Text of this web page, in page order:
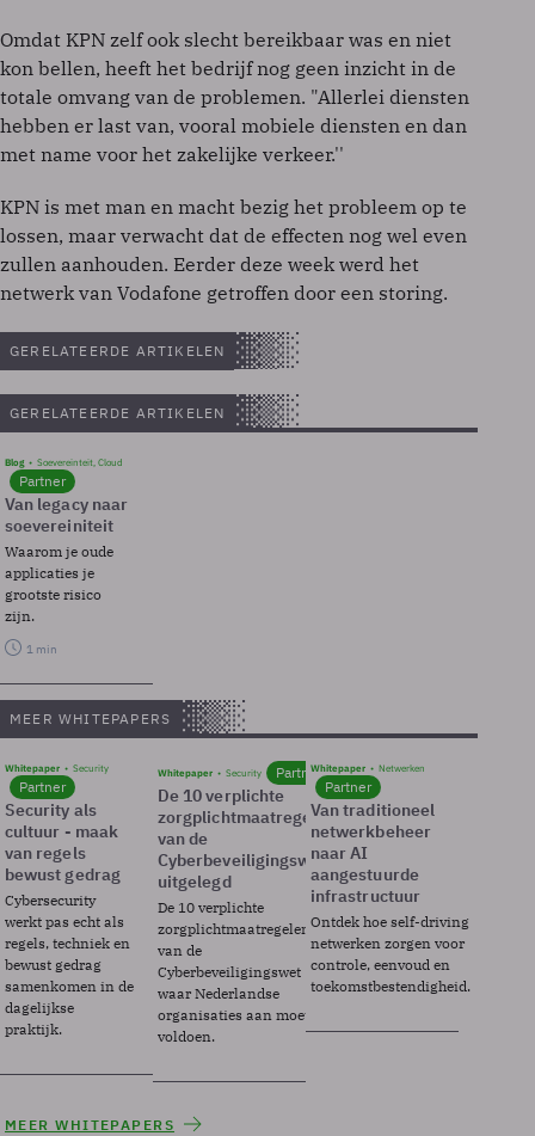
Omdat KPN zelf ook slecht bereikbaar was en niet
kon bellen, heeft het bedrijf nog geen inzicht in de
totale omvang van de problemen. "Allerlei diensten
hebben er last van, vooral mobiele diensten en dan
met name voor het zakelijke verkeer.''
KPN is met man en macht bezig het probleem op te
lossen, maar verwacht dat de effecten nog wel even
zullen aanhouden. Eerder deze week werd het
netwerk van Vodafone getroffen door een storing.
GERELATEERDE ARTIKELEN
GERELATEERDE ARTIKELEN
Blog Soevereinteit, Cloud
Partner
Van legacy naar
soevereiniteit
Waarom je oude
applicaties je
grootste risico
zijn.
1 min
MEER WHITEPAPERS
Whitepaper Security
Partner
Security als
cultuur - maak
van regels
bewust gedrag
Cybersecurity
werkt pas echt als
regels, techniek en
bewust gedrag
samenkomen in de
dagelijkse
praktijk.
Whitepaper Security Partner
De 10 verplichte
zorgplichtmaatregelen
van de
Cyberbeveiligingswet
uitgelegd
De 10 verplichte
zorgplichtmaatregelen
van de
Cyberbeveiligingswet
waar Nederlandse
organisaties aan moeten
voldoen.
Whitepaper Netwerken
Partner
Van traditioneel
netwerkbeheer
naar AI
aangestuurde
infrastructuur
Ontdek hoe self-driving
netwerken zorgen voor
controle, eenvoud en
toekomstbestendigheid.
MEER WHITEPAPERS